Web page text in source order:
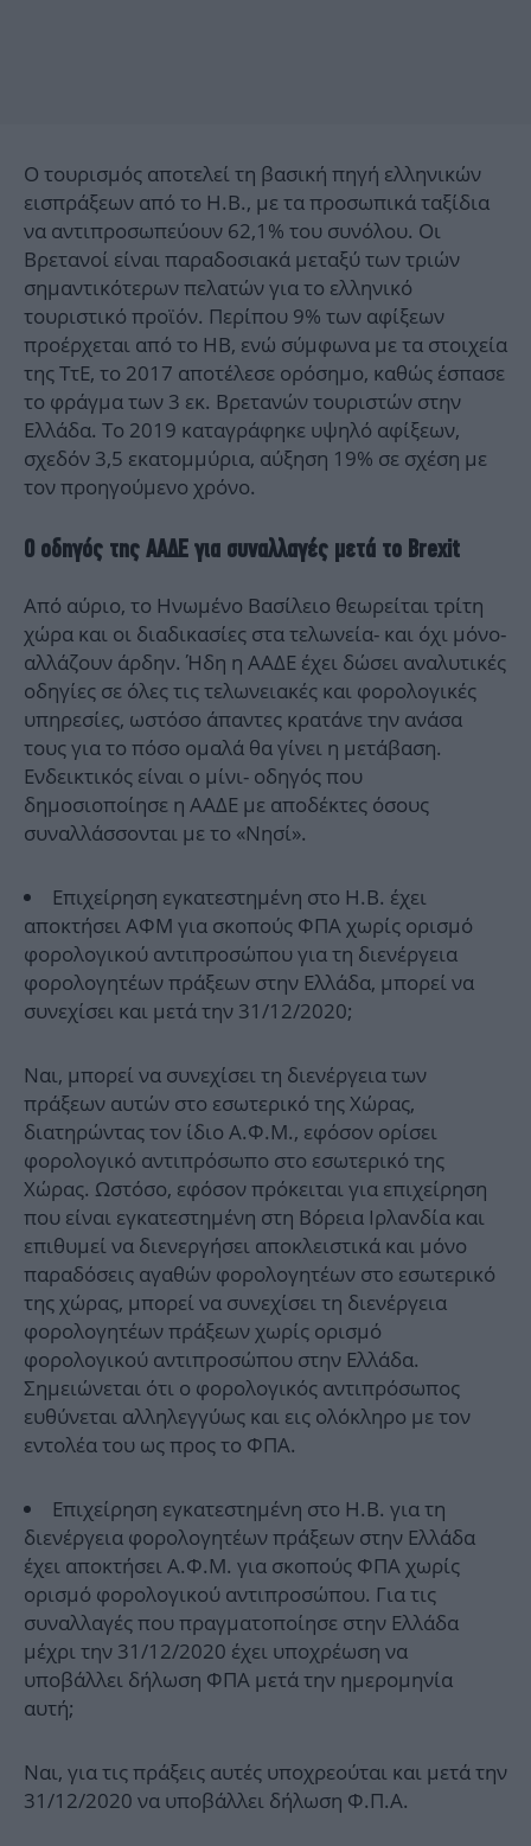
Ο τουρισμός αποτελεί τη βασική πηγή ελληνικών
εισπράξεων από το Η.Β., με τα προσωπικά ταξίδια
να αντιπροσωπεύουν 62,1% του συνόλου. Οι
Βρετανοί είναι παραδοσιακά μεταξύ των τριών
σημαντικότερων πελατών για το ελληνικό
τουριστικό προϊόν. Περίπου 9% των αφίξεων
προέρχεται από το ΗΒ, ενώ σύμφωνα με τα στοιχεία
της ΤτΕ, το 2017 αποτέλεσε ορόσημο, καθώς έσπασε
το φράγμα των 3 εκ. Βρετανών τουριστών στην
Ελλάδα. To 2019 καταγράφηκε υψηλό αφίξεων,
σχεδόν 3,5 εκατομμύρια, αύξηση 19% σε σχέση με
τον προηγούμενο χρόνο.
Ο οδηγός της ΑΑΔΕ για συναλλαγές μετά το Brexit
Από αύριο, το Ηνωμένο Βασίλειο θεωρείται τρίτη
χώρα και οι διαδικασίες στα τελωνεία- και όχι μόνο-
αλλάζουν άρδην. Ήδη η ΑΑΔΕ έχει δώσει αναλυτικές
οδηγίες σε όλες τις τελωνειακές και φορολογικές
υπηρεσίες, ωστόσο άπαντες κρατάνε την ανάσα
τους για το πόσο ομαλά θα γίνει η μετάβαση.
Ενδεικτικός είναι ο μίνι- οδηγός που
δημοσιοποίησε η ΑΑΔΕ με αποδέκτες όσους
συναλλάσσονται με το «Νησί».
Επιχείρηση εγκατεστημένη στο Η.Β. έχει
αποκτήσει ΑΦΜ για σκοπούς ΦΠΑ χωρίς ορισμό
φορολογικού αντιπροσώπου για τη διενέργεια
φορολογητέων πράξεων στην Ελλάδα, μπορεί να
συνεχίσει και μετά την 31/12/2020;
Ναι, μπορεί να συνεχίσει τη διενέργεια των
πράξεων αυτών στο εσωτερικό της Χώρας,
διατηρώντας τον ίδιο Α.Φ.Μ., εφόσον ορίσει
φορολογικό αντιπρόσωπο στο εσωτερικό της
Χώρας. Ωστόσο, εφόσον πρόκειται για επιχείρηση
που είναι εγκατεστημένη στη Βόρεια Ιρλανδία και
επιθυμεί να διενεργήσει αποκλειστικά και μόνο
παραδόσεις αγαθών φορολογητέων στο εσωτερικό
της χώρας, μπορεί να συνεχίσει τη διενέργεια
φορολογητέων πράξεων χωρίς ορισμό
φορολογικού αντιπροσώπου στην Ελλάδα.
Σημειώνεται ότι ο φορολογικός αντιπρόσωπος
ευθύνεται αλληλεγγύως και εις ολόκληρο με τον
εντολέα του ως προς το ΦΠΑ.
Επιχείρηση εγκατεστημένη στο Η.Β. για τη
διενέργεια φορολογητέων πράξεων στην Ελλάδα
έχει αποκτήσει Α.Φ.Μ. για σκοπούς ΦΠΑ χωρίς
ορισμό φορολογικού αντιπροσώπου. Για τις
συναλλαγές που πραγματοποίησε στην Ελλάδα
μέχρι την 31/12/2020 έχει υποχρέωση να
υποβάλλει δήλωση ΦΠΑ μετά την ημερομηνία
αυτή;
Ναι, για τις πράξεις αυτές υποχρεούται και μετά την
31/12/2020 να υποβάλλει δήλωση Φ.Π.Α.